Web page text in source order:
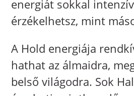
energiát sokkal
érzékelhetsz, mint
A Hold energiája
hathat az álmaidra,
belső világodra. Sok